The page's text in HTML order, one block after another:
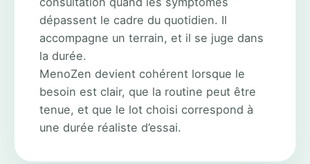
dépassent le cadre du quotidien. Il
accompagne un terrain, et il se juge dans
la durée.
MenoZen devient cohérent lorsque le
besoin est clair, que la routine peut être
tenue, et que le lot choisi correspond à
une durée réaliste d’essai.